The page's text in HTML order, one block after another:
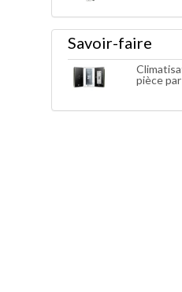
Savoir-faire
pièce